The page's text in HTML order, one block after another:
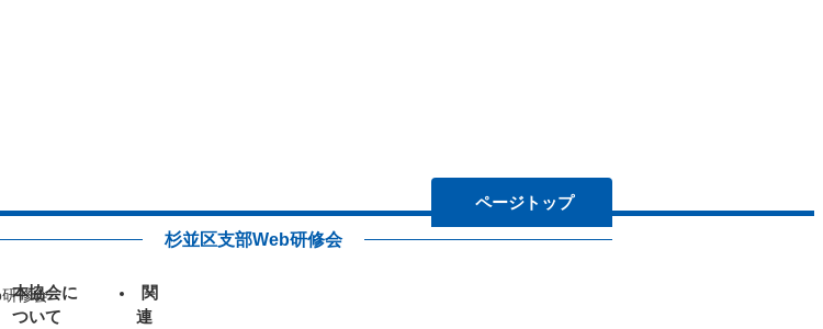
知らせ
代議員専用ページ 部局委員会担当者用
杉並区支部Web研修会
修会
ページトップ
本協会に
ついて
関
連